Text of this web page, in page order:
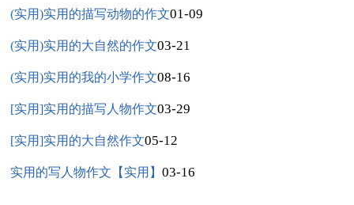
(实用)实用的描写动物的作文01-09
(实用)实用的大自然的作文03-21
(实用)实用的我的小学作文08-16
[实用]实用的描写人物作文03-29
[实用]实用的大自然作文05-12
实用的写人物作文【实用】03-16